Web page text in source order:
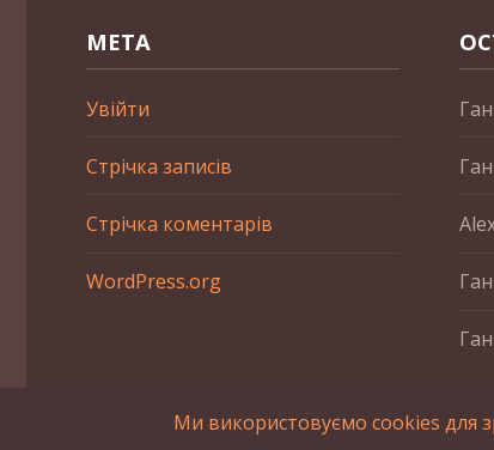
МЕТА
Увійти
Стрічка записів
Стрічка коментарів
WordPress.org
2015-2023 © UAHistory Всі права застережено. При
Ми використовуємо cookies для